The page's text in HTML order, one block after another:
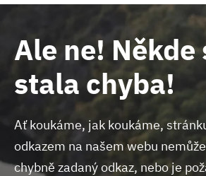
Ale ne! Někde
stala chyba!
Ať koukáme, jak koukáme,
odkazem na našem webu
chybně zadaný odkaz, nebo je